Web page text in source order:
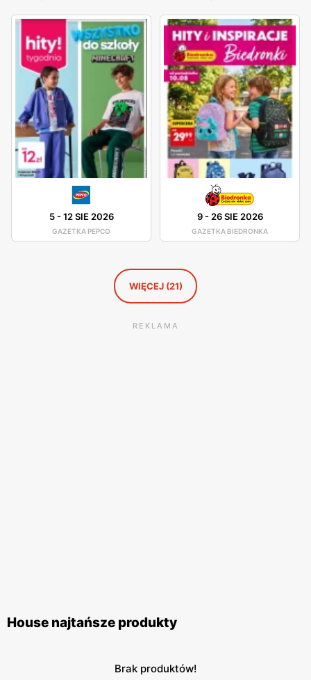
Marka stawia na innowacyjność i ciągłe udoskonalanie
swoich wyrobów, co pozwala na oferowanie odzieży, która
jest nie tylko modna, ale także wygodna i trwała. Sklepy
Houseznajdują się w dogodnych lokalizacjach na terenie
całej Polski, co ułatwia dostęp do szerokiej gamy odzieży i
akcesoriów dla młodzieży. Firma kładzie duży nacisk na
jakość obsługi oraz pomoc w wyborze odpowiednich
produktów, oferując fachowe doradztwo i wsparcie na
każdym etapie zakupów. Dzięki temu House zdobyła
lojalność wielu zadowolonych klientów.
5-12 SIE 2026
GAZETKA PEPCO
9-26 SIE 2026
GAZETKA BIEDRONKA
WIĘCEJ (21)
REKLAMA
House najtańsze produkty
Brak produktów!